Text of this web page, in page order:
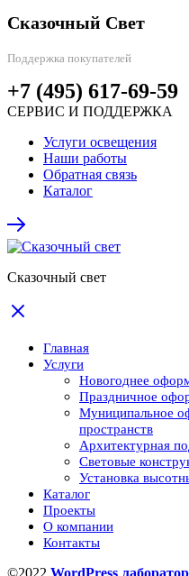
Сказочный Свет
Поддержка покупателей
+7 (495) 617-69-59
СЕРВИС И ПОДДЕРЖКА
Услуги освещения
Наши работы
Обратная связь
Каталог
Сказочный свет
Главная
Услуги
Новогоднее
Праздничное
Муниципальное
пространств
Архитектурная
Световые
Установка
Каталог
Проекты
О компании
Контакты
©2022 WordPress